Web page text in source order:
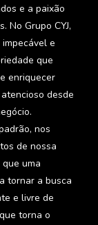
e a paixão
No Grupo CYJ,
e
que
enriquecer
desde
nos
de nossa
uma
tornar a busca
e livre de
torna o